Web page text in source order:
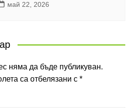
май 22, 2026
няма да бъде публикуван.
са отбелязани с *